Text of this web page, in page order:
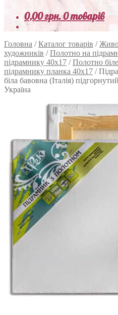
0,00грн.0 товарів
Головна /Каталог товарів /
художників /Полотно на
підрамнику 40х17 /Полотно
підрамнику планка 40х17 /
біла бавовна (Італія)
Україна